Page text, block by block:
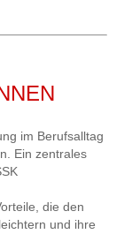
im Berufsalltag
Ein zentrales
die den
und ihre